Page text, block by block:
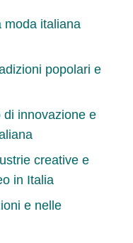
moda italiana
popolari e
di innovazione e
creative e
in Italia
e nelle